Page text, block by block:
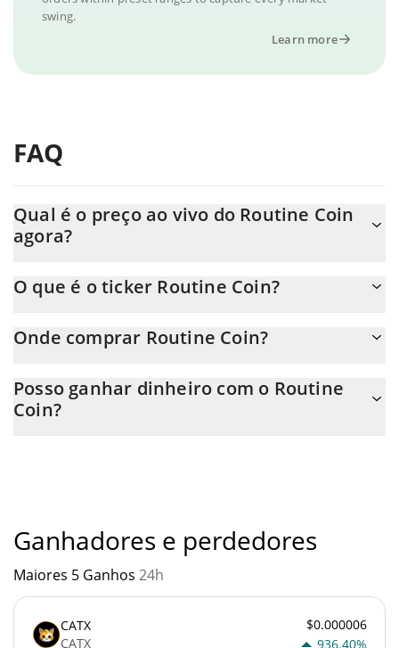
swing.
Learn more
FAQ
Qual é o preço ao vivo do Routine Coin
agora?
O que é o ticker Routine Coin?
Onde comprar Routine Coin?
transferência p2p. E a melhor maneira de trocar Routine Coin é
através de um bot de 3commas.
Posso ganhar dinheiro com o Routine
Coin?
Ganhadores e perdedores
Maiores 5 Ganhos 24h
CATX
CATX
$0.000006
936.40%